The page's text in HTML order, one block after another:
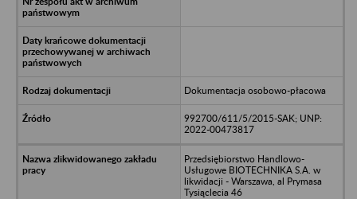
Dokumentacja osobowo-płacowa
992700/611/5/2015-SAK; UNP:
2022-00473817
Przedsiębiorstwo Handlowo-
Usługowe BIOTECHNIKA S.A. w
likwidacji - Warszawa, al Prymasa
Tysiąclecia 46